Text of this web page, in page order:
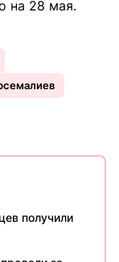
на 28 мая.
получили